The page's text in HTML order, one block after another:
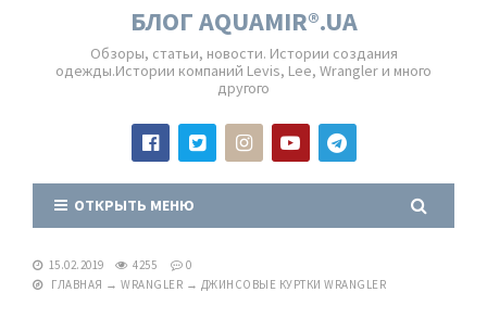
БЛОГ AQUAMIR®.UA
Обзоры, статьи, новости. Истории создания
одежды.Истории компаний Levis, Lee, Wrangler и много
другого
ОТКРЫТЬ МЕНЮ
15.02.2019 4255
0
ГЛАВНАЯ → WRANGLER → ДЖИНСОВЫЕ КУРТКИ WRANGLER